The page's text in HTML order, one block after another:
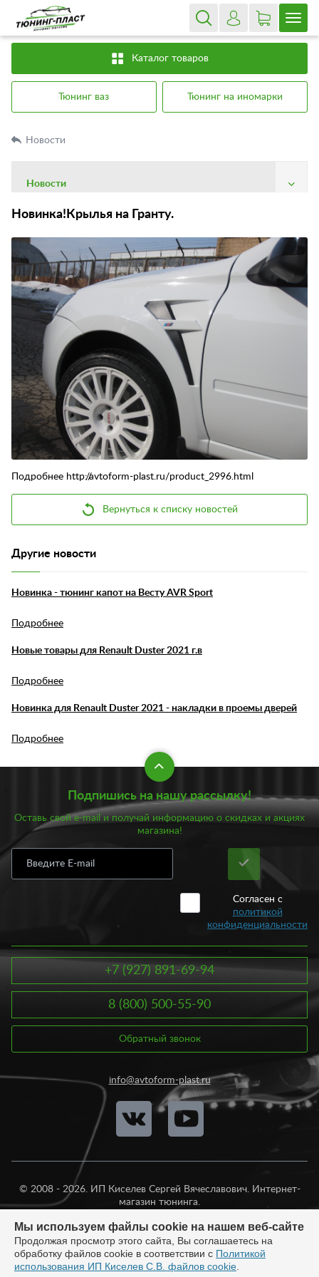
Каталог товаров
Тюнинг ваз Тюнинг на иномарки
Новости
О компании
Новости
Доставка
Оплата
Гарантия
Контакты
Отзывы
Новинка!Крылья на Гранту.
Подробнее http://avtoform-plast.ru/product_2996.html
Вернуться к списку новостей
Другие новости
Новинка - тюнинг капот на Весту AVR Sport
Подробнее
Новые товары для Renault Duster 2021 г.в
Подробнее
Новинка для Renault Duster 2021 - накладки в проемы дверей
Подробнее
Подпишись на нашу рассылку!
Оставь свой e-mail и получай информацию о скидках и акциях
магазина!
Согласен с
политикой
конфиденциальности
+7 (927) 891-69-94
8 (800) 500-55-90
Обратный звонок
info@avtoform-plast.ru
© 2008 - 2026. ИП Киселев Сергей Вячеславович. Интернет-
магазин тюнинга.
Мы используем файлы cookie на нашем веб-сайте
Продолжая просмотр этого сайта, Вы соглашаетесь на
обработку файлов cookie в соответствии с Политикой
использования ИП Киселев С.В. файлов cookie